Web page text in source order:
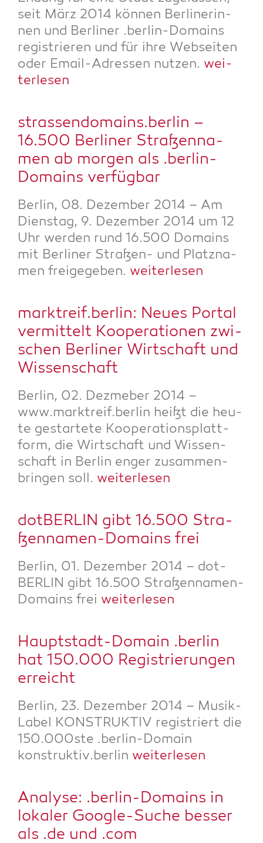
seit März 2014 kön­nen Ber­li­ne­rin­
nen und Ber­li­ner .ber­lin-Domains
regis­trie­ren und für ihre Web­sei­ten
oder Email-Adres­sen nut­zen. wei­
ter­le­sen
strassendomains.berlin –
16.500 Ber­li­ner Stra­ßen­na­
men ab mor­gen als .ber­lin-
Domains verfügbar
Ber­lin, 08. Dezem­ber 2014 – Am
Diens­tag, 9. Dezem­ber 2014 um 12
Uhr wer­den rund 16.500 Domains
mit Ber­li­ner Stra­ßen- und Platz­na­
men frei­ge­ge­ben. wei­ter­le­sen
marktreif.berlin: Neu­es Por­tal
ver­mit­telt Koope­ra­tio­nen zwi­
schen Ber­li­ner Wirt­schaft und
Wissenschaft
Ber­lin, 02. Dez­me­ber 2014 –
www.marktreif.berlin heißt die heu­
te gestar­te­te Koope­ra­ti­ons­platt­
form, die Wirt­schaft und Wis­sen­
schaft in Ber­lin enger zusam­men­
brin­gen soll. wei­ter­le­sen
dot­BER­LIN gibt 16.500 Stra­
ßen­na­men-Domains frei
Ber­lin, 01. Dezem­ber 2014 – dot­
BER­LIN gibt 16.500 Stra­ßen­na­men-
Domains frei wei­ter­le­sen
Haupt­stadt-Domain .ber­lin
hat 150.000 Regis­trie­run­gen
erreicht
Ber­lin, 23. Dezem­ber 2014 – Musik-
Label KONSTRUKTIV regis­triert die
150.000ste .ber­lin-Domain
konstruktiv.berlin wei­ter­le­sen
Ana­ly­se: .ber­lin-Domains in
loka­ler Goog­le-Suche bes­ser
als .de und .com